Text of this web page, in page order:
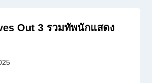
Out 3 รวมทัพนักแสดง